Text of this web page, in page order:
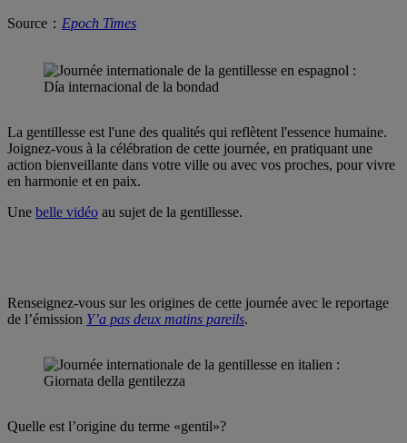
Source： Epoch Times
La gentillesse est l'une des qualités qui reflètent l'essence humaine.
Joignez-vous à la célébration de cette journée, en pratiquant une
action bienveillante dans votre ville ou avec vos proches, pour vivre
en harmonie et en paix.
Une belle vidéo au sujet de la gentillesse.
Renseignez-vous sur les origines de cette journée avec le reportage
de l’émission Y’a pas deux matins pareils.
Quelle est l’origine du terme «gentil»?